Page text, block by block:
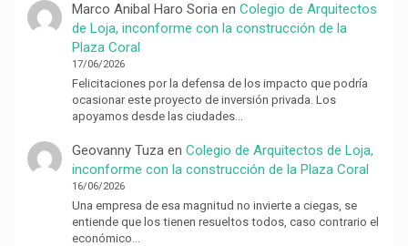
Marco Anibal Haro Soriaen Colegio de Arquitectos
de Loja, inconforme con la construcción de la
Plaza Coral
17/06/2026
Felicitaciones por la defensa de los impacto que podría
ocasionar este proyecto de inversión privada. Los
apoyamos desde las ciudades…
Geovanny Tuzaen Colegio de Arquitectos de Loja,
inconforme con la construcción de la Plaza Coral
16/06/2026
Una empresa de esa magnitud no invierte a ciegas, se
entiende que los tienen resueltos todos, caso contrario el
económico…